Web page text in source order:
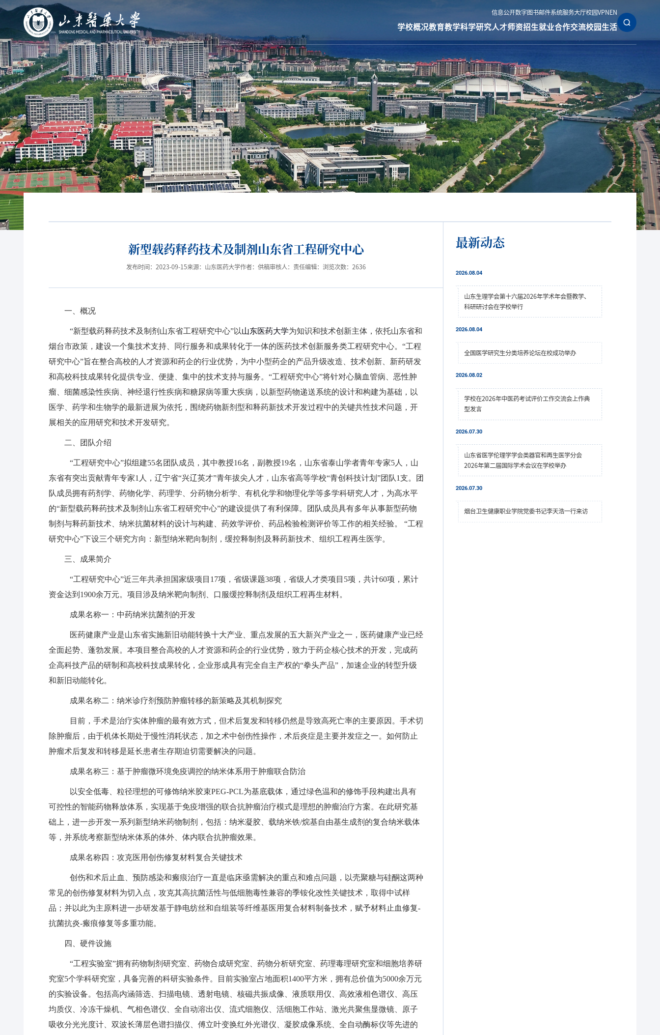
信息公开数字图书邮件系统服务大厅校园VPN EN
学校概况教育教学科学研究人才师资招生就业合作交流校园生活
新型载药释药技术及制剂山东省工程研究中心
发布时间：2023-09-15来源：山东医药大学作者： 供稿审核人： 责任编辑： 浏览次数： 2636
一、概况
“新型载药释药技术及制剂山东省工程研究中心”以山东医药大学为知识和技术创新主体，依托山东省和
烟台市政策，建设一个集技术支持、同行服务和成果转化于一体的医药技术创新服务类工程研究中心。“工程
研究中心”旨在整合高校的人才资源和药企的行业优势，为中小型药企的产品升级改造、技术创新、新药研发
和高校科技成果转化提供专业、便捷、集中的技术支持与服务。“工程研究中心”将针对心脑血管病、恶性肿
瘤、细菌感染性疾病、神经退行性疾病和糖尿病等重大疾病，以新型药物递送系统的设计和构建为基础，以
医学、药学和生物学的最新进展为依托，围绕药物新剂型和释药新技术开发过程中的关键共性技术问题，开
展相关的应用研究和技术开发研究。
二、团队介绍
“工程研究中心”拟组建55名团队成员，其中教授16名，副教授19名，山东省泰山学者青年专家5人，山
东省有突出贡献青年专家1人，辽宁省“兴辽英才”青年拔尖人才，山东省高等学校“青创科技计划”团队1支。团
队成员拥有药剂学、药物化学、药理学、分药物分析学、有机化学和物理化学等多学科研究人才，为高水平
的“新型载药释药技术及制剂山东省工程研究中心”的建设提供了有利保障。团队成员具有多年从事新型药物
制剂与释药新技术、纳米抗菌材料的设计与构建、药效学评价、药品检验检测评价等工作的相关经验。 “工程
研究中心”下设三个研究方向：新型纳米靶向制剂，缓控释制剂及释药新技术、组织工程再生医学。
三、成果简介
“工程研究中心”近三年共承担国家级项目17项，省级课题38项，省级人才类项目5项，共计60项，累计
资金达到1900余万元。项目涉及纳米靶向制剂、口服缓控释制剂及组织工程再生材料。
成果名称一：中药纳米抗菌剂的开发
医药健康产业是山东省实施新旧动能转换十大产业、重点发展的五大新兴产业之一，医药健康产业已经
全面起势、蓬勃发展。本项目整合高校的人才资源和药企的行业优势，致力于药企核心技术的开发，完成药
企高科技产品的研制和高校科技成果转化，企业形成具有完全自主产权的“拳头产品”，加速企业的转型升级
和新旧动能转化。
成果名称二：纳米诊疗剂预防肿瘤转移的新策略及其机制探究
目前，手术是治疗实体肿瘤的最有效方式，但术后复发和转移仍然是导致高死亡率的主要原因。手术切
除肿瘤后，由于机体长期处于慢性消耗状态，加之术中创伤性操作，术后炎症是主要并发症之一。如何防止
肿瘤术后复发和转移是延长患者生存期迫切需要解决的问题。
成果名称三：基于肿瘤微环境免疫调控的纳米体系用于肿瘤联合防治
以安全低毒、粒径理想的可修饰纳米胶束PEG-PCL为基底载体，通过绿色温和的修饰手段构建出具有
可控性的智能药物释放体系，实现基于免疫增强的联合抗肿瘤治疗模式是理想的肿瘤治疗方案。在此研究基
础上，进一步开发一系列新型纳米药物制剂，包括：纳米凝胶、载纳米铁/烷基自由基生成剂的复合纳米载体
等，并系统考察新型纳米体系的体外、体内联合抗肿瘤效果。
成果名称四：攻克医用创伤修复材料复合关键技术
创伤和术后止血、预防感染和瘢痕治疗一直是临床亟需解决的重点和难点问题，以壳聚糖与硅酮这两种
常见的创伤修复材料为切入点，攻克其高抗菌活性与低细胞毒性兼容的季铵化改性关键技术，取得中试样
品；并以此为主原料进一步研发基于静电纺丝和自组装等纤维基医用复合材料制备技术，赋予材料止血修复-
抗菌抗炎-瘢痕修复等多重功能。
四、硬件设施
“工程实验室”拥有药物制剂研究室、药物合成研究室、药物分析研究室、药理毒理研究室和细胞培养研
究室5个学科研究室，具备完善的科研实验条件。目前实验室占地面积1400平方米，拥有总价值为5000余万元
的实验设备。包括高内涵筛选、扫描电镜、透射电镜、核磁共振成像、液质联用仪、高效液相色谱仪、高压
均质仪、冷冻干燥机、气相色谱仪、全自动溶出仪、流式细胞仪、活细胞工作站、激光共聚焦显微镜、原子
吸收分光光度计、双波长薄层色谱扫描仪、傅立叶变换红外光谱仪、凝胶成像系统、全自动酶标仪等先进的
最新动态
2026.08.04
山东生理学会第十六届2026年学术年会暨教学、
科研研讨会在学校举行
2026.08.04
全国医学研究生分类培养论坛在校成功举办
2026.08.02
学校在2026年中医药考试评价工作交流会上作典
型发言
2026.07.30
山东省医学伦理学学会类器官和再生医学分会
2026年第二届国际学术会议在学校举办
2026.07.30
烟台卫生健康职业学院党委书记李天浩一行来访